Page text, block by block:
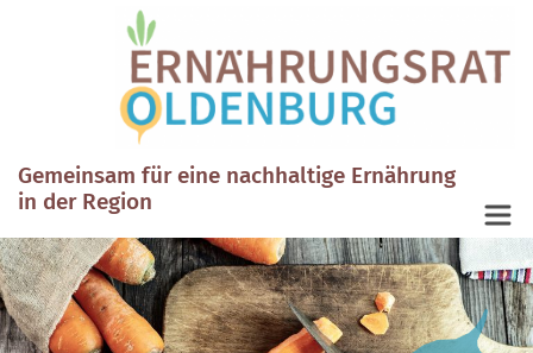
Gemeinsam für eine nachhaltige Ernährung
in der Region